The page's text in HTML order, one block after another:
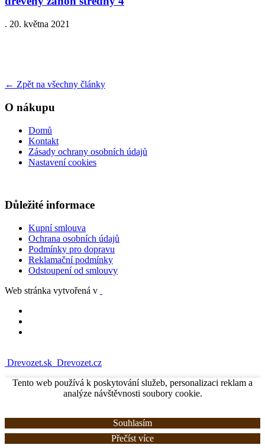
. 20. května 2021
← Zpět na všechny články
O nákupu
Domů
Kontakt
Zásady ochrany osobních údajů
Nastavení cookies
Důležité informace
Kupní smlouva
Ochrana osobních údajů
Podmínky pro dopravu
Reklamační podmínky
Odstoupení od smlouvy
Web stránka vytvořená v
Drevozet.sk Drevozet.cz
Tento web používá k poskytování služeb, personalizaci reklam a
analýze návštěvnosti soubory cookie.
Souhlasím
Přečíst více